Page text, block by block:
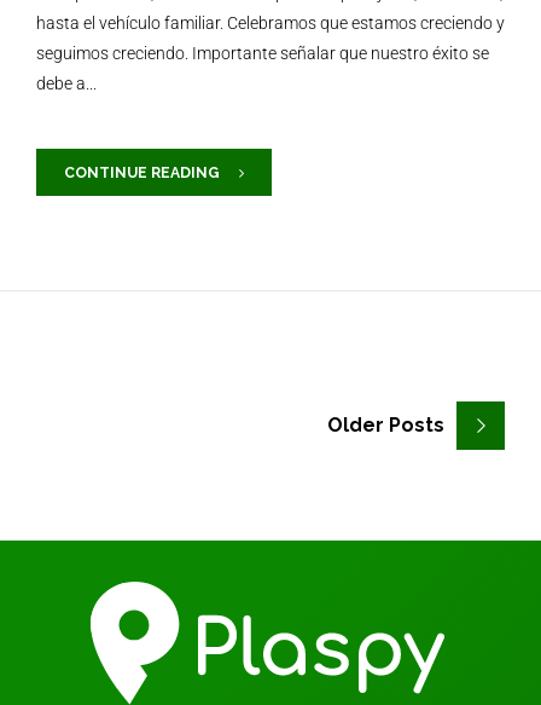
hasta el vehículo familiar. Celebramos que estamos creciendo y
seguimos creciendo. Importante señalar que nuestro éxito se
debe a...
CONTINUE READING
Older Posts